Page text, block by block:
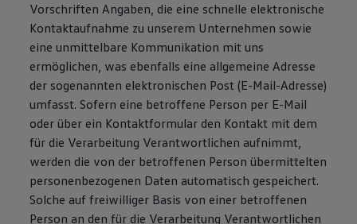
Vorschriften Angaben, die eine schnelle elektronische
Kontaktaufnahme zu unserem Unternehmen sowie
eine unmittelbare Kommunikation mit uns
ermöglichen, was ebenfalls eine allgemeine Adresse
der sogenannten elektronischen Post (E-Mail-Adresse)
umfasst. Sofern eine betroffene Person per E-Mail
oder über ein Kontaktformular den Kontakt mit dem
für die Verarbeitung Verantwortlichen aufnimmt,
werden die von der betroffenen Person übermittelten
personenbezogenen Daten automatisch gespeichert.
Solche auf freiwilliger Basis von einer betroffenen
Person an den für die Verarbeitung Verantwortlichen